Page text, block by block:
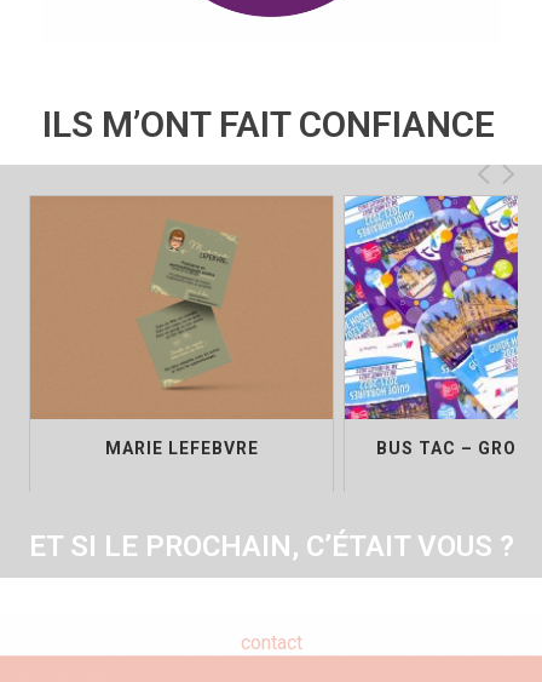
ILS M’ONT FAIT CONFIANCE
MARIE LEFEBVRE BUS TAC –
ET SI LE PROCHAIN, C’ÉTAIT VOUS ?
contact